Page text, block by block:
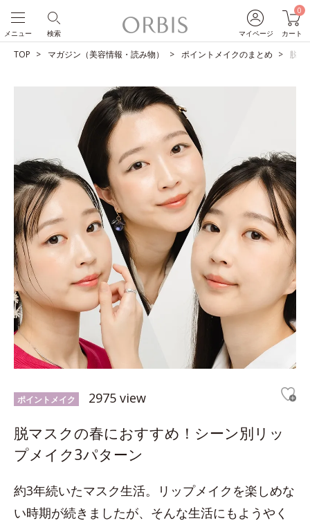
マイページ
0
カート
検索
メニュー
TOP マガジン（美容情報・読み物） ポイントメイクのまとめ 脱マ
ポイントメイク 2975 view
脱マスクの春におすすめ！シーン別リッ
プメイク3パターン
約3年続いたマスク生活。リップメイクを楽しめな
い時期が続きましたが、そんな生活にもようやく